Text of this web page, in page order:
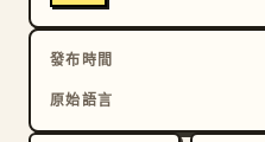
發布時間
原始語言